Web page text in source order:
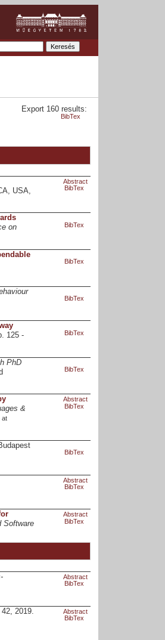
Export 160 results:
BibTex
USA,
Abstract
BibTex
on
BibTex
BibTex
BibTex
125 -
BibTex
PhD
BibTex
&
Abstract
at
BibTex
BibTex
Abstract
BibTex
Software
Abstract
BibTex
Abstract
BibTex
2019.
Abstract
BibTex